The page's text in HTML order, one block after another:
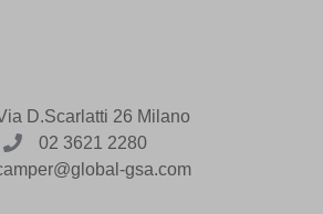
D.Scarlatti 26 Milano
02 3621 2280
gsa.com